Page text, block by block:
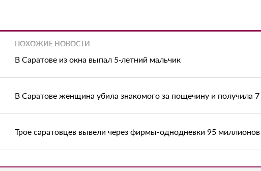
ПОХОЖИЕ НОВОСТИ
В Саратове из окна выпал 5-летний мальчик
В Саратове женщина убила знакомого за пощечину и получила
Трое саратовцев вывели через фирмы-однодневки 95